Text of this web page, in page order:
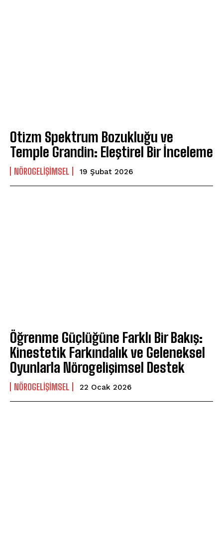
Otizm Spektrum Bozukluğu ve
Temple Grandin: Eleştirel Bir İnceleme
NÖROGELIŞIMSEL 19 Şubat 2026
Öğrenme Güçlüğüne Farklı Bir Bakış:
Kinestetik Farkındalık ve Geleneksel
Oyunlarla Nörogelişimsel Destek
NÖROGELIŞIMSEL 22 Ocak 2026